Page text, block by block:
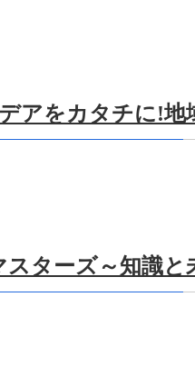
アをカタチに!地
ターズ～知識と